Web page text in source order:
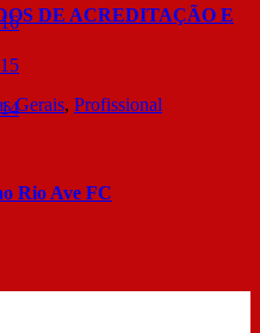
DE ACREDITAÇÃO E
Gerais, Profissional
Rio Ave FC